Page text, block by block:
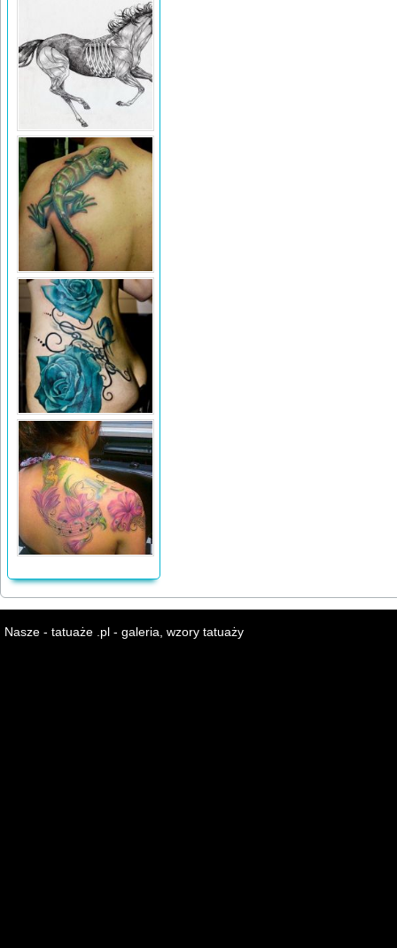
Nasze - tatuaże .pl - galeria, wzory tatuaży